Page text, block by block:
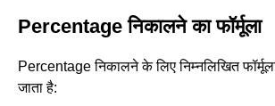
Percentage निकालने का फॉर्मूला
Percentage निकालने के लिए निम्नलिखित
जाता है: